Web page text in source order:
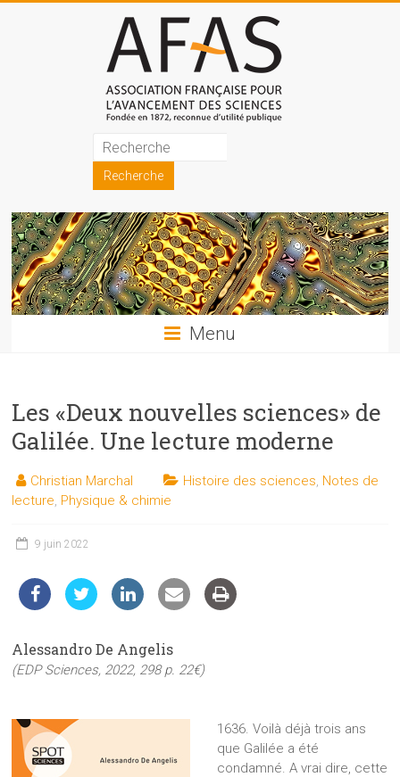
Association
française
pour
l'avancement
des
sciences
les
sciences
et
les
techniques
du
Menu
Les «Deux nouvelles sciences» de
Galilée. Une lecture moderne
Christian Marchal Histoire des sciences Notes de
lecture Physique & chimie
9 juin 2022
Alessandro De Angelis
(EDP Sciences, 2022, 298 p. 22€)
1636. Voilà déjà trois ans
que Galilée a été
condamné. A vrai dire, cette